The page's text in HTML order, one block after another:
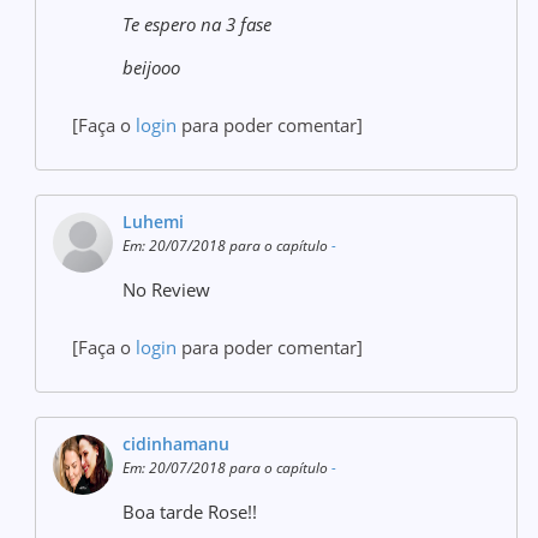
Te espero na 3 fase
beijooo
[Faça o login para poder comentar]
Luhemi
Em: 20/07/2018 para o capítulo-
No Review
[Faça o login para poder comentar]
cidinhamanu
Em: 20/07/2018 para o capítulo-
Boa tarde Rose!!